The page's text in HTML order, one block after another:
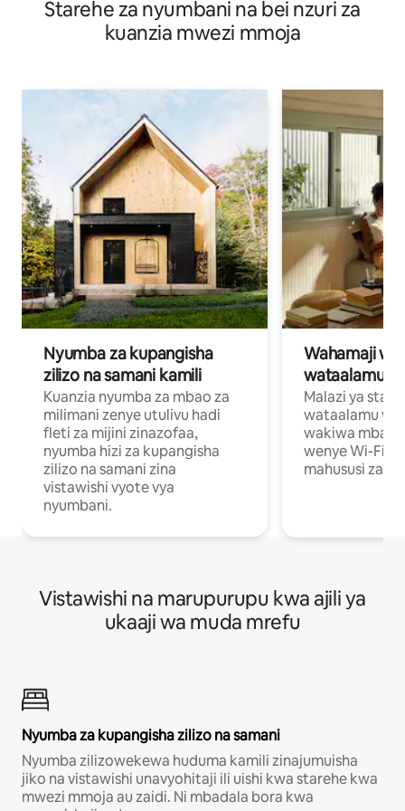
Molokai
Starehe za nyumbani na bei nzuri za
kuanzia mwezi mmoja
Nyumba za kupangisha
zilizo na samani kamili
Kuanzia nyumba za mbao za
milimani zenye utulivu hadi
fleti za mijini zinazofaa,
nyumba hizi za kupangisha
zilizo na samani zina
vistawishi vyote vya
nyumbani.
Wahamaji
wataalamu
Malazi ya
wataalamu
wakiwa mbali
wenye Wi-Fi
mahususi za
Vistawishi na marupurupu kwa ajili ya
ukaaji wa muda mrefu
Nyumba za kupangisha zilizo na samani
Nyumba zilizowekewa huduma kamili zinajumuisha
jiko na vistawishi unavyohitaji ili uishi kwa starehe kwa
mwezi mmoja au zaidi. Ni mbadala bora kwa